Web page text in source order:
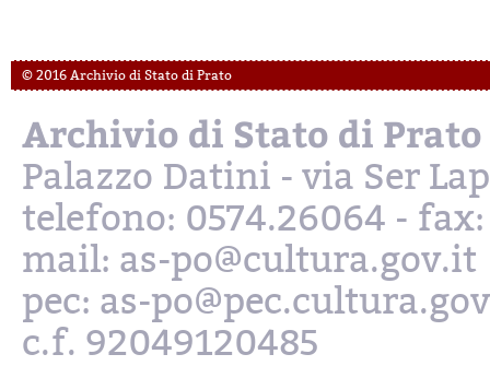
© 2016 Archivio di Stato di Prato
Archivio di Stato di Prato
Palazzo Datini - via Ser
telefono: 0574.26064 - fax:
mail: as-po@cultura.gov.it
pec: as-
c.f. 92049120485